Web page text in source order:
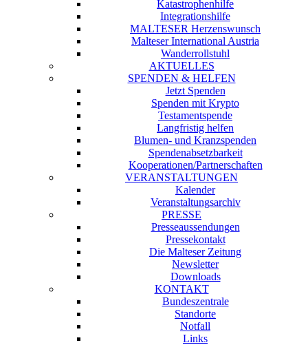
Katastrophenhilfe
Integrationshilfe
MALTESER Herzenswunsch
Malteser International Austria
Wanderrollstuhl
AKTUELLES
SPENDEN & HELFEN
Jetzt Spenden
Spenden mit Krypto
Testamentspende
Langfristig helfen
Blumen- und Kranzspenden
Spendenabsetzbarkeit
Kooperationen/Partnerschaften
VERANSTALTUNGEN
Kalender
Veranstaltungsarchiv
PRESSE
Presseaussendungen
Pressekontakt
Die Malteser Zeitung
Newsletter
Downloads
KONTAKT
Bundeszentrale
Standorte
Notfall
Links